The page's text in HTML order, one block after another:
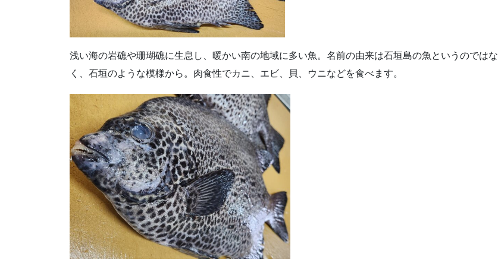
浅い海の岩礁や珊瑚礁に生息し、暖かい南の地域に多い魚。名前の由来は石垣島の魚というのではな
く、石垣のような模様から。肉食性でカニ、エビ、貝、ウニなどを食べます。